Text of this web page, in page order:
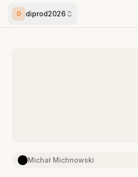
D diprod2026
Michał Michnowski